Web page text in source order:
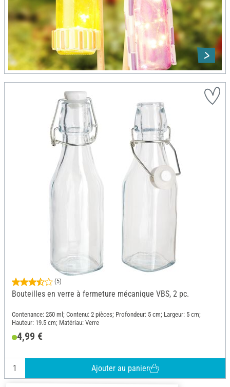
(5)
Bouteilles en verre à fermeture mécanique VBS, 2 pc.
Contenance: 250 ml; Contenu: 2 pièces; Profondeur: 5 cm; Largeur: 5 cm;
Hauteur: 19.5 cm; Matériau: Verre
4,99 €
Ajouter au panier